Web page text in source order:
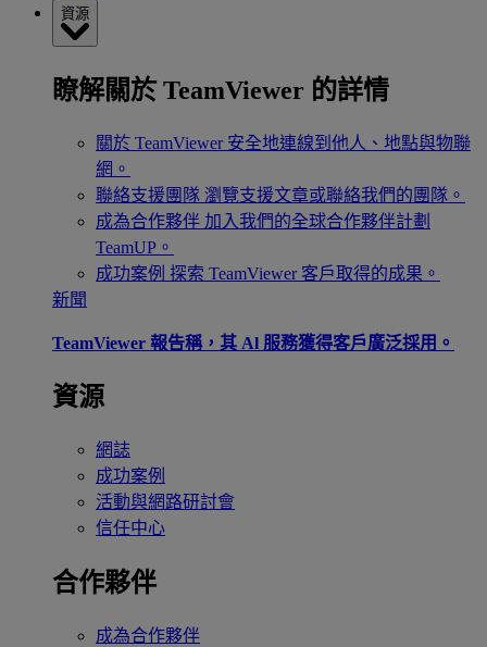
資源
瞭解關於 TeamViewer 的詳情
關於 TeamViewer 安全地連線到他人、地點與物聯
網。
聯絡支援團隊 瀏覽支援文章或聯絡我們的團隊。
成為合作夥伴 加入我們的全球合作夥伴計劃
TeamUP。
成功案例 探索 TeamViewer 客戶取得的成果。
新聞
TeamViewer 報告稱，其 Al 服務獲得客戶廣泛採用。
資源
網誌
成功案例
活動與網路研討會
信任中心
合作夥伴
成為合作夥伴